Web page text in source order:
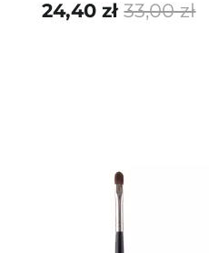
33,00 zł
24,40 zł